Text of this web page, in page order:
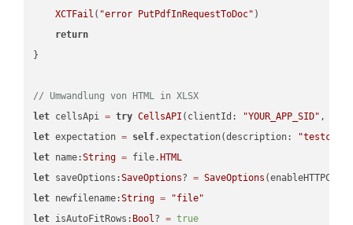
XCTFail ( "error PutPdfInRequestToDoc" )
return
}
// Umwandlung von HTML in XLSX
let cellsApi = try CellsAPI (clientId: "YOUR_APP_SID" ,
let expectation = self.expectation(description:
let name:String = file. HTML
let saveOptions:SaveOptions? = SaveOptions
let newfilename:String =
"file"
let isAutoFitRows: Bool? = true